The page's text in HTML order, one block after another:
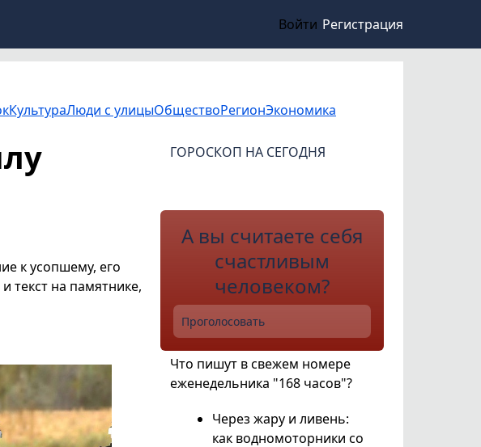
Войти Регистрация
КультураЛюди с улицыОбществоРегионЭкономика
к усопшему, его
текст на памятнике,
ГОРОСКОП НА СЕГОДНЯ
А вы считаете себя
счастливым
человеком?
Проголосовать
Что пишут в свежем номере
еженедельника "168 часов"?
Через жару и ливень:
как водномоторники со